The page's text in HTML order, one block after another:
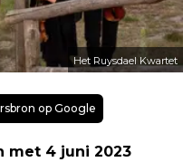
Het Ruysdael Kwartet
op Google
met 4 juni 2023